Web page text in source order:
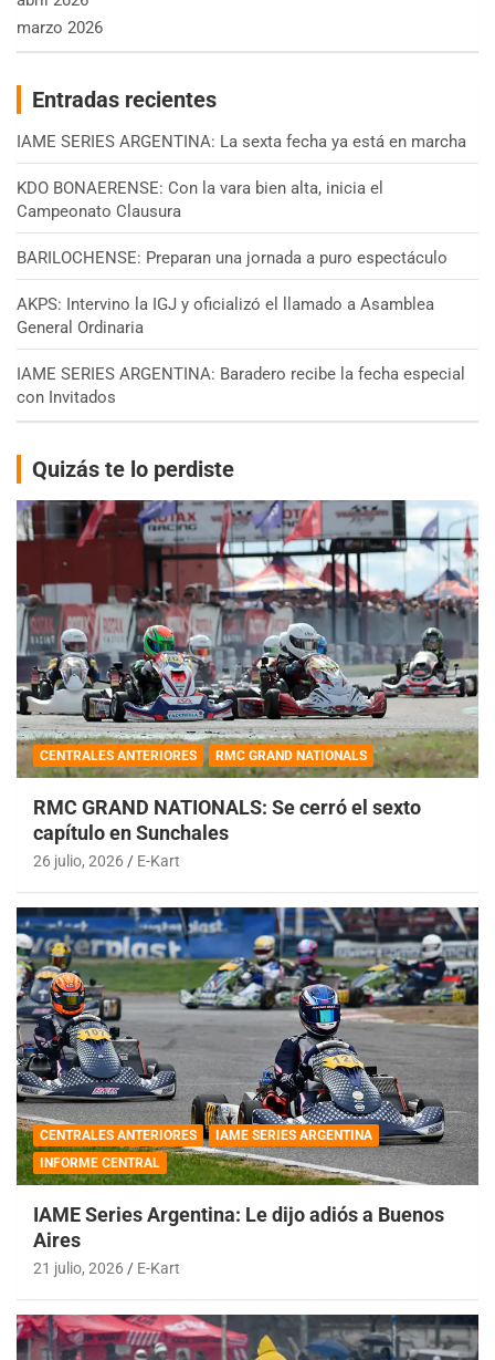
marzo 2026
Entradas recientes
IAME SERIES ARGENTINA: La sexta fecha ya está en marcha
KDO BONAERENSE: Con la vara bien alta, inicia el
Campeonato Clausura
BARILOCHENSE: Preparan una jornada a puro espectáculo
AKPS: Intervino la IGJ y oficializó el llamado a Asamblea
General Ordinaria
IAME SERIES ARGENTINA: Baradero recibe la fecha especial
con Invitados
Quizás te lo perdiste
CENTRALES ANTERIORES RMC GRAND NATIONALS
RMC GRAND NATIONALS: Se cerró el sexto
capítulo en Sunchales
26 julio, 2026 E-Kart
CENTRALES ANTERIORES
IAME SERIES ARGENTINA
INFORME CENTRAL
IAME Series Argentina: Le dijo adiós a Buenos
Aires
21 julio, 2026 E-Kart